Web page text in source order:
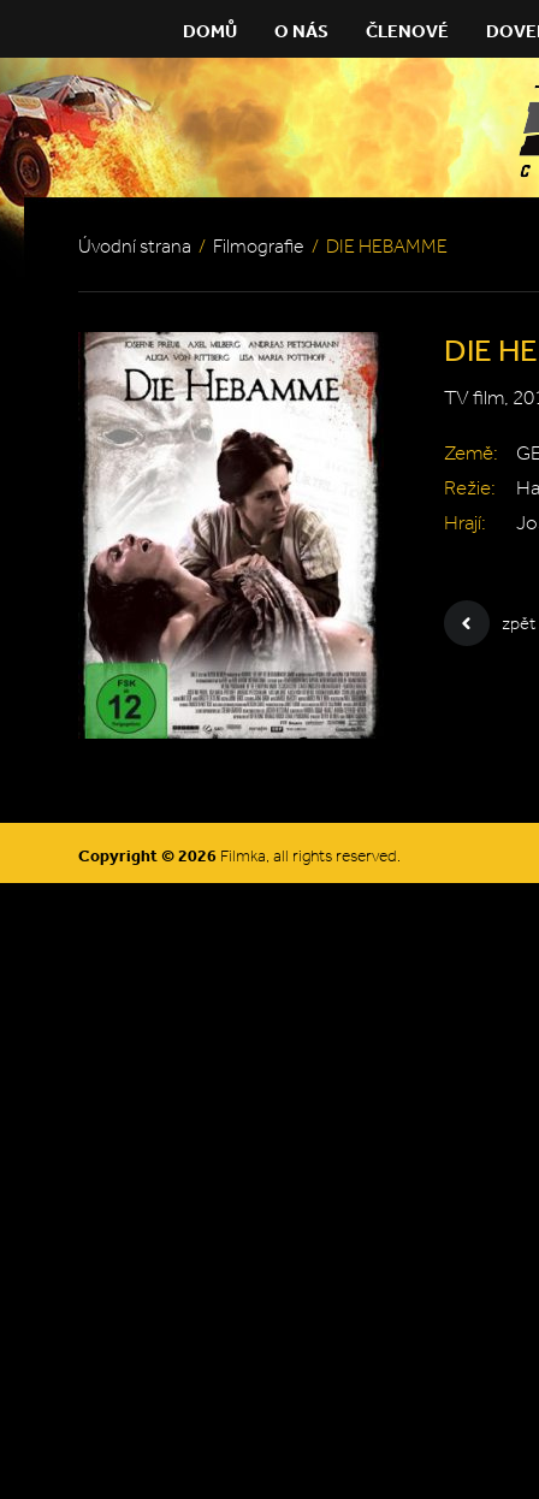
DOMŮ O NÁS ČLENOVÉ
Úvodní strana / Filmografie / DIE HEBAMME
DIE
TV film,
Země:
Režie:
Hrají:
zpět
Copyright © 2026 Filmka, all rights reserved.